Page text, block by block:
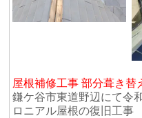
屋根補修工事 部分葺き替
鎌ケ谷市東道野辺にて令
ロニアル屋根の復旧工事